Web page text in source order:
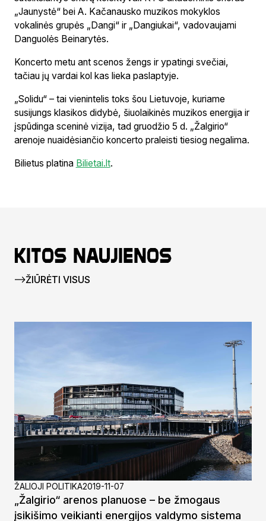
„Jaunystė“ bei A. Kačanausko muzikos mokyklos
vokalinės grupės „Dangi“ ir „Dangiukai“, vadovaujami
Danguolės Beinarytės.
Koncerto metu ant scenos žengs ir ypatingi svečiai,
tačiau jų vardai kol kas lieka paslaptyje.
„Solidu“ – tai vienintelis toks šou Lietuvoje, kuriame
susijungs klasikos didybė, šiuolaikinės muzikos energija ir
įspūdinga sceninė vizija, tad gruodžio 5 d. „Žalgirio“
arenoje nuaidėsiančio koncerto praleisti tiesiog negalima.
Bilietus platina Bilietai.lt.
Kitos naujienos
ŽIŪRĖTI VISUS
ŽALIOJI POLITIKA2019-11-07
„Žalgirio“ arenos planuose – be žmogaus
įsikišimo veikianti energijos valdymo sistema